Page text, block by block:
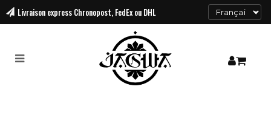
Livraison express Chronopost, FedEx ou DHL